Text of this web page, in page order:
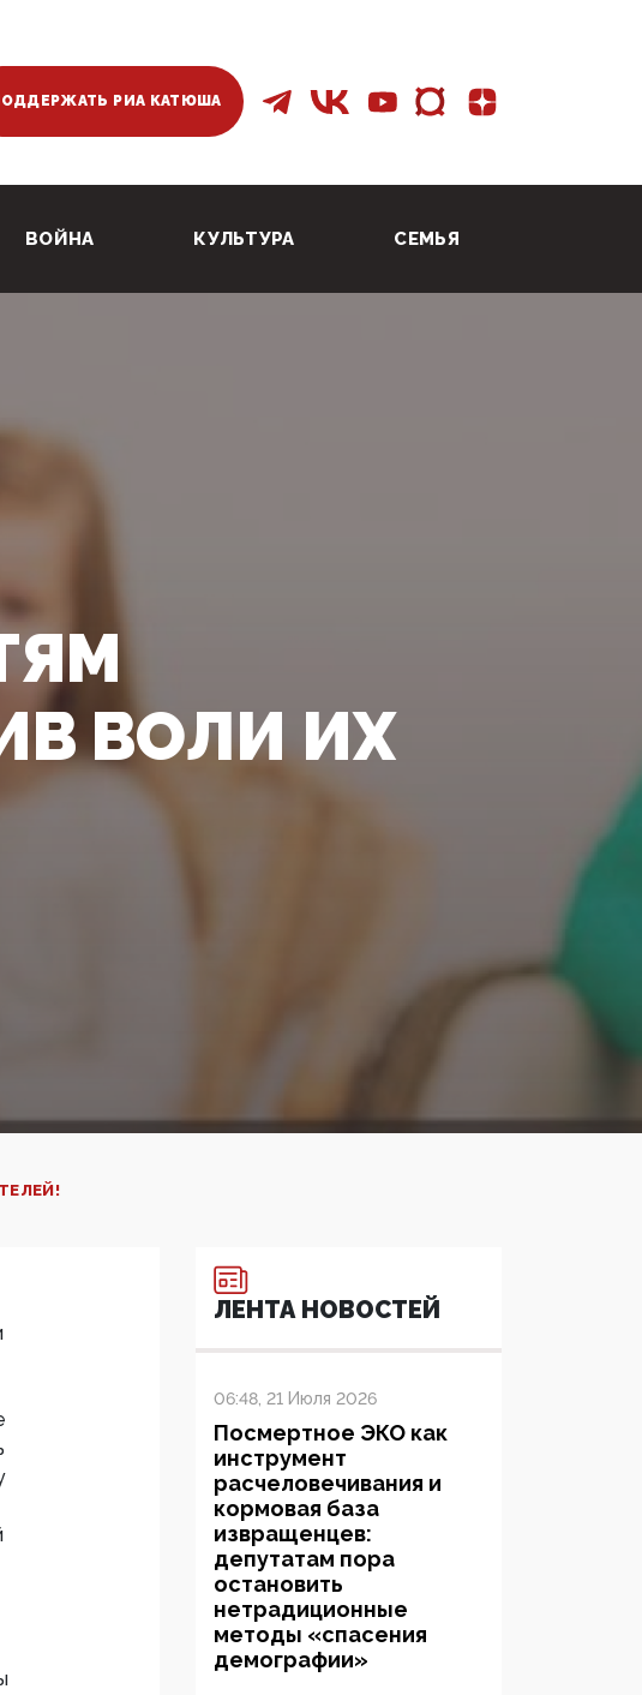
РИА КАТЮША
ВОЙНА КУЛЬТУРА СЕМЬЯ
ВОЛИ ИХ
ЛЕНТА НОВОСТЕЙ
06:48, 21 Июля 2026
Посмертное ЭКО как
инструмент
расчеловечивания и
кормовая база
извращенцев:
депутатам пора
остановить
нетрадиционные
методы «спасения
демографии»